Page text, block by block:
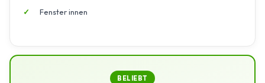
Fenster innen
BELIEBT